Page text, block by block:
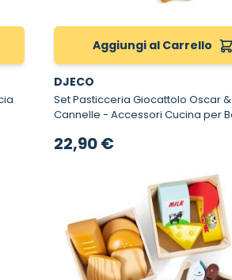
Aggiungi al Carrello
DJECO
Set Pasticceria Giocattolo Oscar &
Cannelle - Accessori Cucina per Bambini
22,90 €